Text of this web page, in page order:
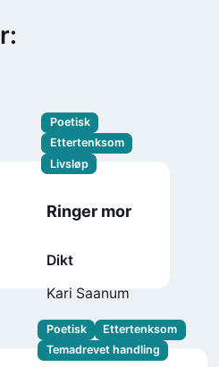
Poetisk
Ettertenksom
Livsløp
Ringer mor
Dikt
Kari Saanum
Poetisk
Ettertenksom
Temadrevet handling